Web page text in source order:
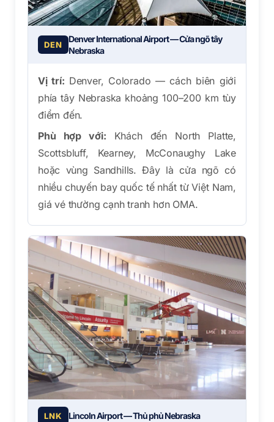
DEN
Denver International Airport — Cửa ngõ tây
Nebraska
Vị trí: Denver, Colorado — cách biên giới
phía tây Nebraska khoảng 100–200 km tùy
điểm đến.
Phù hợp với: Khách đến North Platte,
Scottsbluff, Kearney, McConaughy Lake
hoặc vùng Sandhills. Đây là cửa ngõ có
nhiều chuyến bay quốc tế nhất từ Việt Nam,
giá vé thường cạnh tranh hơn OMA.
LNK Lincoln Airport — Thủ phủ Nebraska